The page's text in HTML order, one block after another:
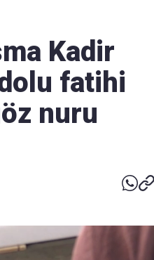
Kadir
fatihi
nuru